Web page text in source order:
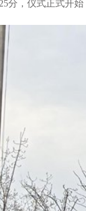
，仪式正式开始